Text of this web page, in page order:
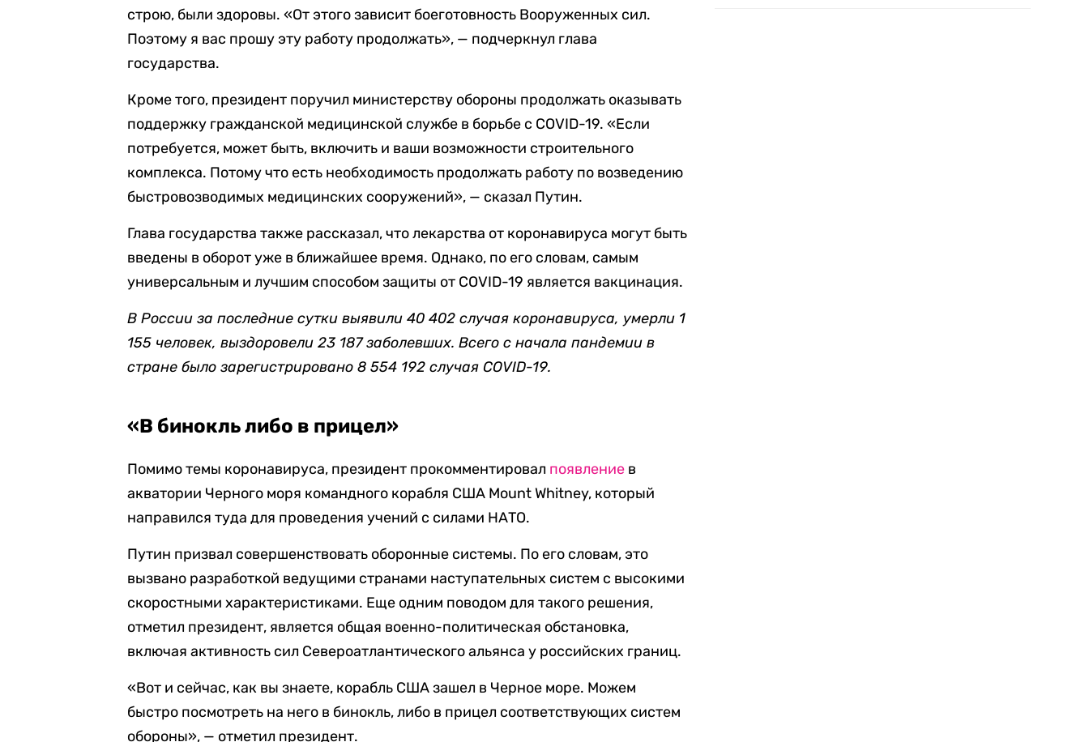
строю, были здоровы. «От этого зависит боеготовность Вооруженных сил.
Поэтому я вас прошу эту работу продолжать», — подчеркнул глава
государства.
Кроме того, президент поручил министерству обороны продолжать оказывать
поддержку гражданской медицинской службе в борьбе с COVID-19. «Если
потребуется, может быть, включить и ваши возможности строительного
комплекса. Потому что есть необходимость продолжать работу по возведению
быстровозводимых медицинских сооружений», — сказал Путин.
Глава государства также рассказал, что лекарства от коронавируса могут быть
введены в оборот уже в ближайшее время. Однако, по его словам, самым
универсальным и лучшим способом защиты от COVID-19 является вакцинация.
В России за последние сутки выявили 40 402 случая коронавируса, умерли 1
155 человек, выздоровели 23 187 заболевших. Всего с начала пандемии в
стране было зарегистрировано 8 554 192 случая COVID-19.
«В бинокль либо в прицел»
Помимо темы коронавируса, президент прокомментировал появление в
акватории Черного моря командного корабля США Mount Whitney, который
направился туда для проведения учений с силами НАТО.
Путин призвал совершенствовать оборонные системы. По его словам, это
вызвано разработкой ведущими странами наступательных систем с высокими
скоростными характеристиками. Еще одним поводом для такого решения,
отметил президент, является общая военно-политическая обстановка,
включая активность сил Североатлантического альянса у российских границ.
«Вот и сейчас, как вы знаете, корабль США зашел в Черное море. Можем
быстро посмотреть на него в бинокль, либо в прицел соответствующих систем
обороны», — отметил президент.